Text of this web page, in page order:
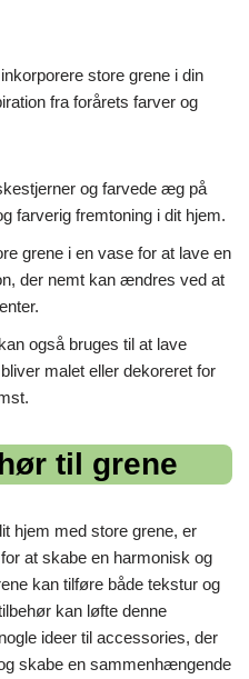
store grene i din
fra forårets farver og
og farvede æg på
farverig fremtoning i dit hjem.
grene i en vase for at lave en
der nemt kan ændres ved at
også bruges til at lave
malet eller dekoreret for
til grene
hjem med store grene, er
at skabe en harmonisk og
kan tilføre både tekstur og
kan løfte denne
ideer til accessories, der
skabe en sammenhængende